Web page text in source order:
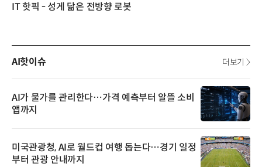
IT 핫픽 - 성게 닮은 전방향 로봇
AI핫이슈 더보기
AI가 물가를 관리한다…가격 예측부터 알뜰 소비
앱까지
미국관광청, AI로 월드컵 여행 돕는다…경기 일정
부터 관광 안내까지